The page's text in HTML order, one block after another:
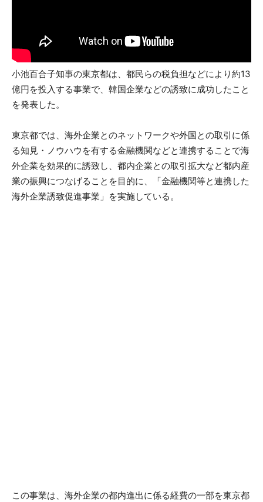
小池百合子知事の東京都は、都民らの税負担などにより約13
億円を投入する事業で、韓国企業などの誘致に成功したこと
を発表した。
東京都では、海外企業とのネットワークや外国との取引に係
る知見・ノウハウを有する金融機関などと連携することで海
外企業を効果的に誘致し、都内企業との取引拡大など都内産
業の振興につなげることを目的に、「金融機関等と連携した
海外企業誘致促進事業」を実施している。
この事業は、海外企業の都内進出に係る経費の一部を東京都